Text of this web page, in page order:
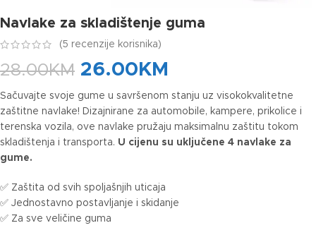
Navlake za skladištenje guma
(5 recenzije korisnika)
28.00KM 26.00 KM
Sačuvajte svoje gume u savršenom stanju uz visokokvalitetne
zaštitne navlake! Dizajnirane za automobile, kampere, prikolice i
terenska vozila, ove navlake pružaju maksimalnu zaštitu tokom
skladištenja i transporta. U cijenu su uključene 4 navlake za
gume.
✅ Zaštita od svih spoljašnjih uticaja
✅ Jednostavno postavljanje i skidanje
✅ Za sve veličine guma